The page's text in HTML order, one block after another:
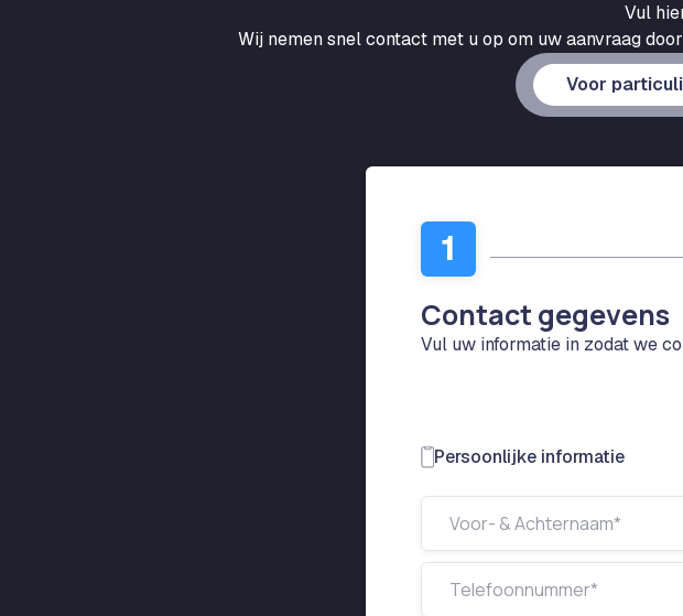
Vul
Wij nemen snel contact met u op om uw aanvraag
Voor
1
Contact gegevens
Vul uw informatie in zodat we
Persoonlijke informatie